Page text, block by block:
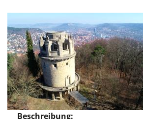
Beschreibung